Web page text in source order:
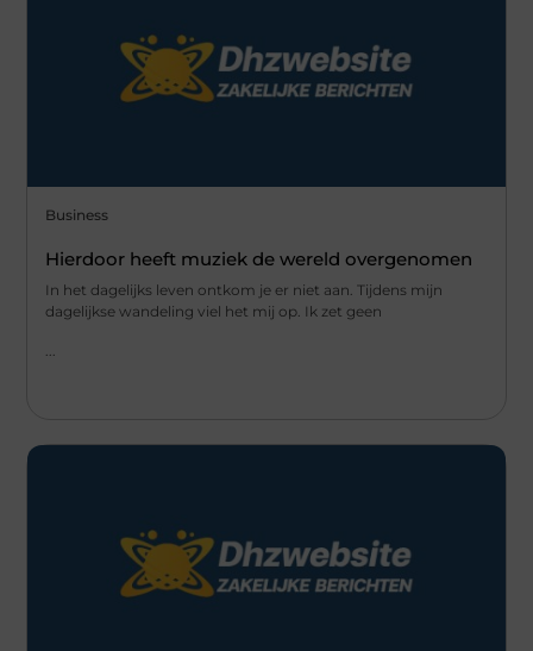
Business
Hierdoor heeft muziek de wereld overgenomen
In het dagelijks leven ontkom je er niet aan. Tijdens mijn
dagelijkse wandeling viel het mij op. Ik zet geen